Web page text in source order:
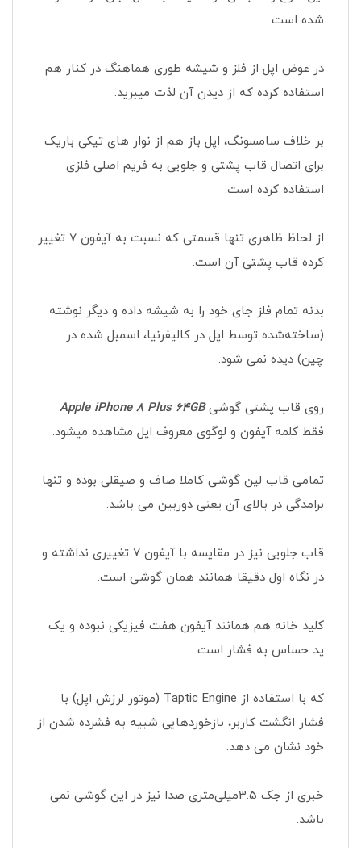
شده است.
در عوض اپل از فلز و شیشه طوری هماهنگ در کنار هم
استفاده کرده که از دیدن آن لذت میبرید.
بر خلاف سامسونگ، اپل باز هم از نوار های تیکی باریک
برای اتصال قاب پشتی و جلویی به فریم اصلی فلزی
استفاده کرده است.
از لحاظ ظاهری تنها قسمتی که نسبت به آیفون 7 تغییر
کرده قاب پشتی آن است.
بدنه تمام فلز جای خود را به شیشه داده و دیگر نوشته
(ساخته‌شده توسط اپل در کالیفرنیا، اسمبل شده در
چین) دیده نمی شود.
روی قاب پشتی گوشیApple iPhone 8 Plus 64GB
فقط کلمه آیفون و لوگوی معروف اپل مشاهده میشود.
تمامی قاب لین گوشی کاملا صاف و صیقلی بوده و تنها
برامدگی در بالای آن یعنی دوربین می باشد.
قاب جلویی نیز در مقایسه با آیفون 7 تغییری نداشته و
در نگاه اول دقیقا همانند همان گوشی است.
کلید خانه هم همانند آیفون هفت فیزیکی نبوده و یک
پد حساس به فشار است.
که با استفاده از Taptic Engine (موتور لرزش اپل) با
فشار انگشت کاربر، بازخوردهایی شبیه به فشرده شدن از
خود نشان می دهد.
خبری از جک 3.5میلی‌متری صدا نیز در این گوشی نمی
باشد.